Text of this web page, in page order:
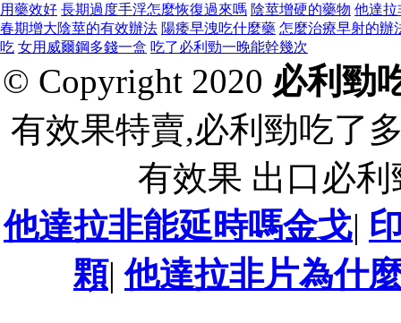
用藥效好 長期過度手浮怎麼恢復過來嗎 陰莖增硬的藥物 他達拉
春期增大陰莖的有效辦法 陽痿早洩吃什麼藥 怎麼治療早射的辦
吃 女用威爾鋼多錢一盒 吃了必利勁一晚能幹幾次
© Copyright 2020 必利勁
有效果特賣,必利勁吃了
有效果 出口必
他達拉非能延時嗎金戈|
顆|他達拉非片為什